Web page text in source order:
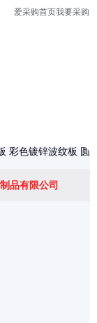
爱采购首页我要采购
品有限公司